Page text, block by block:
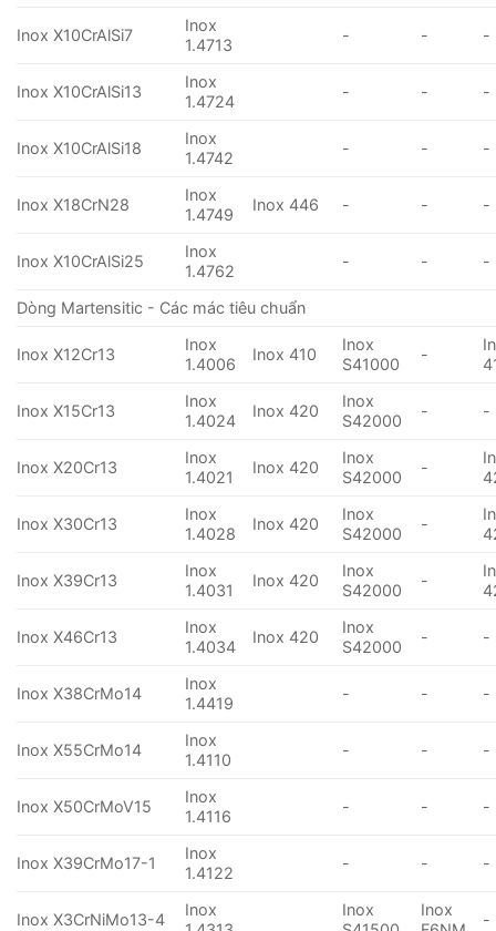
Inox X10CrAlSi7
Inox
1.4713
- - -
Inox X10CrAlSi13
Inox
1.4724
- - -
Inox X10CrAlSi18
Inox
1.4742
- - -
Inox X18CrN28
Inox
1.4749
Inox 446 - - -
Inox X10CrAlSi25
Inox
1.4762
- - -
Dòng Martensitic - Các mác tiêu chuẩn
Inox X12Cr13
Inox
1.4006
Inox 410
Inox
S41000
-
Inox X15Cr13
Inox
1.4024
Inox 420
Inox
S42000
- -
Inox X20Cr13
Inox
1.4021
Inox 420
Inox
S42000
-
Inox X30Cr13
Inox
1.4028
Inox 420
Inox
S42000
-
Inox X39Cr13
Inox
1.4031
Inox 420
Inox
S42000
-
Inox X46Cr13
Inox
1.4034
Inox 420
Inox
S42000
- -
Inox X38CrMo14
Inox
1.4419
- - -
Inox X55CrMo14
Inox
1.4110
- - -
Inox X50CrMoV15
Inox
1.4116
- - -
Inox X39CrMo17-1
Inox
1.4122
- - -
Inox X3CrNiMo13-4
Inox
Inox
Inox
-